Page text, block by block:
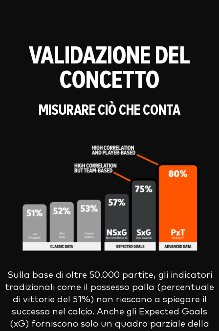
VALIDAZIONE DEL
CONCETTO
MISURARE CIÒ CHE CONTA
Sulla base di oltre 50.000 partite, gli indicatori
tradizionali come il possesso palla (percentuale
di vittorie del 51%) non riescono a spiegare il
successo nel calcio. Anche gli Expected Goals
(xG) forniscono solo un quadro parziale della